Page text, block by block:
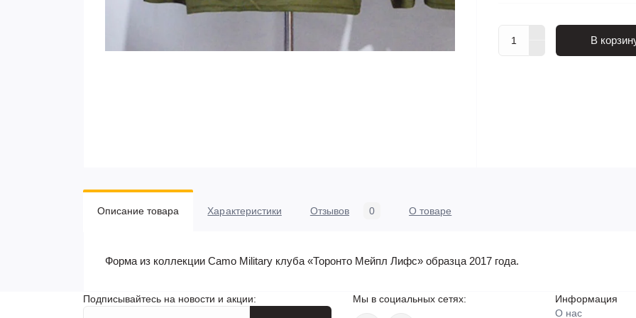
В
Описание товара Характеристики Отзывов 0 О товаре
Форма из коллекции Camo Military клуба «Торонто Мейпл Лифс» образца 2017 года.
Подписывайтесь на новости и акции:
Мы в социальных сетях:
Информация
О нас